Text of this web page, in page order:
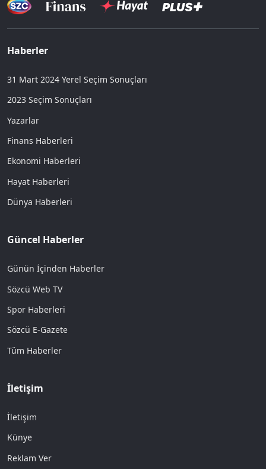
Haberler
31 Mart 2024 Yerel Seçim Sonuçları
2023 Seçim Sonuçları
Yazarlar
Finans Haberleri
Ekonomi Haberleri
Hayat Haberleri
Dünya Haberleri
Güncel Haberler
Günün İçinden Haberler
Sözcü Web TV
Spor Haberleri
Sözcü E-Gazete
Tüm Haberler
İletişim
İletişim
Künye
Reklam Ver